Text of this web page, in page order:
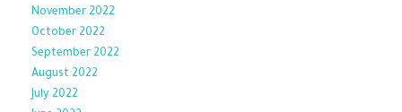
November 2022
October 2022
September 2022
August 2022
July 2022